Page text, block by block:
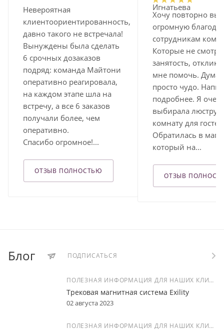
Невероятная
клиентоориентированность,
давно такого не встречала!
Вынуждены была сделать
6 срочных дозаказов
подряд: команда Майтони
оперативно реагировала,
на каждом этапе шла на
встречу, а все 6 заказов
получали более, чем
оперативно.
Спасибо огромное!...
ОТЗЫВ ПОЛНОСТЬЮ
Хочу повторно
огромную
сотрудникам
Которые не
занятость,
мне помочь.
просто чудо.
подробнее. Я
выбирала люстру в
комнату для
Обратилась в
который на...
ОТЗЫВ
Блог ПОДПИСАТЬСЯ
ПОЛЕЗНАЯ ИНФОРМАЦИЯ ДЛЯ НАШИХ КЛИЕНТОВ
02 августа 2023
Трековая магнитная система Exility
ПОЛЕЗНАЯ ИНФОРМАЦИЯ ДЛЯ НАШИХ КЛИЕНТОВ